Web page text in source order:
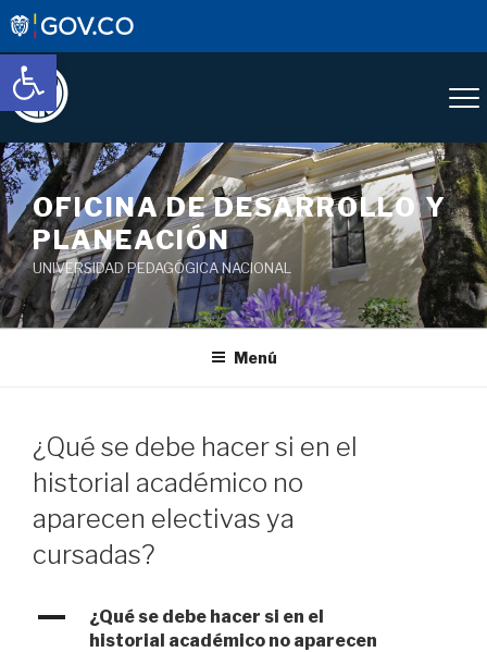
Abrir barra de herramientas
OFICINA DE DESARROLLO Y
PLANEACIÓN
UNIVERSIDAD PEDAGÓGICA NACIONAL
Menú
¿Qué se debe hacer si en el
historial académico no
aparecen electivas ya
cursadas?
A
¿Qué se debe hacer si en el
historial académico no aparecen